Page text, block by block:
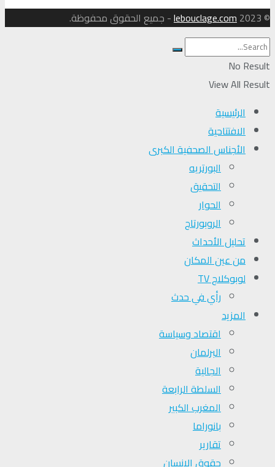
© 2023
lebouclage.com- جميع الحقوق محفوظة.
No Result
View All Result
الرئيسية
الافتتاحية
الأجناس الصحفية الكبرى
البورتريه
التحقیق
الحوار
الروبورتاج
تحلیل الأحداث
من عين المكان
لوبوكلاج TV
رأي في حدث
المزيد
اقتصاد وسياسة
البرلمان
الجالية
السلطة الرابعة
المغرب الكبير
بانوراما
تقارير
حقوق الإنسان